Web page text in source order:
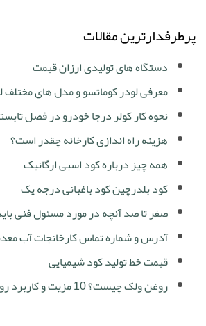
پرطرفدارترین مقالات
دستگاه های تولیدی ارزان قیمت
معرفی لودر کوماتسو و مدل های مختلف
نحوه کار کولر درجا خودرو در فصل
هزینه راه اندازی کارخانه چقدر است؟
همه چیز درباره کود اسبی ارگانیک
کود بلدرچین کود باغبانی درجه یک
صفر تا صد آنچه در مورد مسئول فنی
آدرس و شماره تماس کارخانجات آب
قیمت خط تولید کود شیمیایی
روغن ولک چیست؟ 10 مزیت و کاربرد روغن ولک در کشاورزی